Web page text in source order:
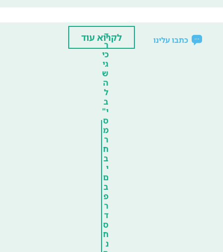
כתבו עלינו
ד
ר
כי
גי
ש
ה
ל
ב
י"
ס
מ
ר
ח
ב
י
ם
ב
פ
ר
ד
ס
ח
נ
לקרוא עוד